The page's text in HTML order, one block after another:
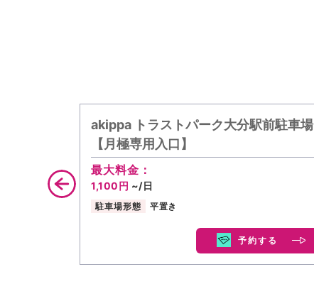
akippa トラストパーク大分駅前駐車場
【月極専用入口】
最大料金：
1,100円 ~/日
駐車場形態 平置き
予約する